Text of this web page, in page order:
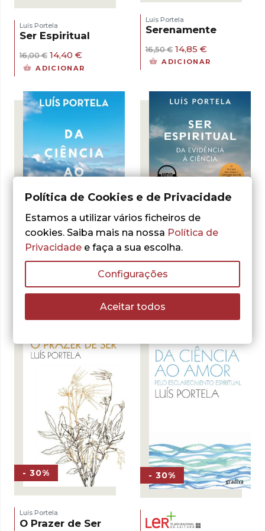
Luís Portela
Ser Espiritual
16,00€ O
preço
original
16,00 €.
14,40 €
preço
atual
14,40 €.
ADICIONAR
Luís Portela
Serenamente
16,50€ O
preço
14,85 €O
preço
ADICIONAR
Amor – Ebook
Luís Portela
Ser Espiritual –
Audiolivro
- 30%
Luís Portela
O Prazer de Ser
- 30%
Política de Cookies e de Privacidade
Estamos a utilizar vários ficheiros de
cookies. Saiba mais na nossa Política de
Privacidade e faça a sua escolha.
Configurações
Aceitar todos